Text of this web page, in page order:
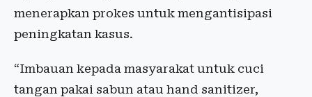
menerapkan prokes untuk mengantisipasi
peningkatan kasus.
“Imbauan kepada masyarakat untuk cuci
tangan pakai sabun atau hand sanitizer,